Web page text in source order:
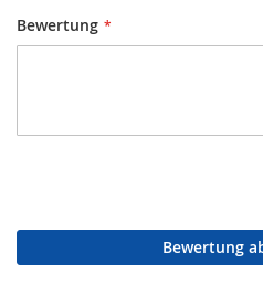
Bewertung
Bewertung